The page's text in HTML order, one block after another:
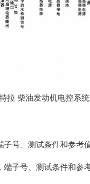
拉 柴油发动机电控系
号、测试条件和参考
子号、测试条件和参